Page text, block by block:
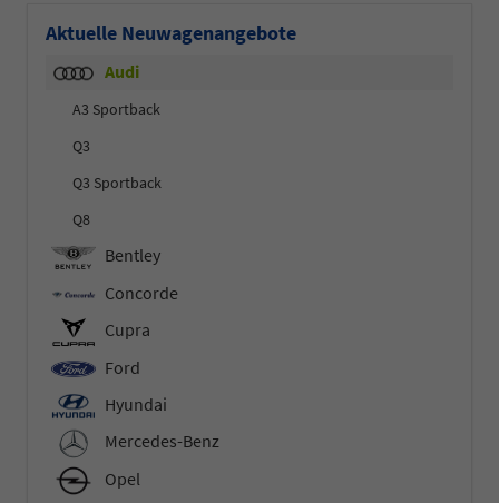
Aktuelle Neuwagenangebote
Audi
A3 Sportback
Q3
Q3 Sportback
Q8
Bentley
Concorde
Cupra
Ford
Hyundai
Mercedes-Benz
Opel